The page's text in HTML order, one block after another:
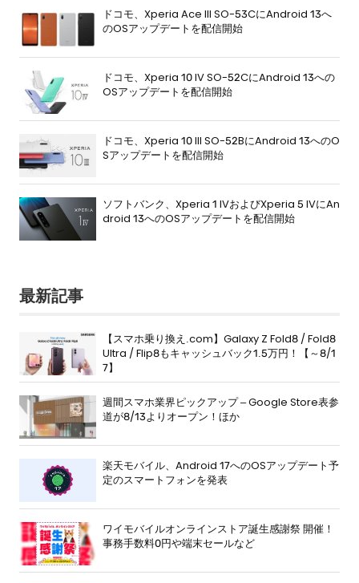
ドコモ、Xperia Ace III SO-53CにAndroid 13へ
のOSアップデートを配信開始
ドコモ、Xperia 10 IV SO-52CにAndroid 13への
OSアップデートを配信開始
ドコモ、Xperia 10 III SO-52BにAndroid 13へのO
Sアップデートを配信開始
ソフトバンク、Xperia 1 IVおよびXperia 5 IVにAn
droid 13へのOSアップデートを配信開始
最新記事
【スマホ乗り換え.com】Galaxy Z Fold8 / Fold8
Ultra / Flip8もキャッシュバック1.5万円！【～8/1
7】
週間スマホ業界ピックアップ – Google Store表参
道が8/13よりオープン！ほか
楽天モバイル、Android 17へのOSアップデート予
定のスマートフォンを発表
ワイモバイルオンラインストア誕生感謝祭 開催！
事務手数料0円や端末セールなど